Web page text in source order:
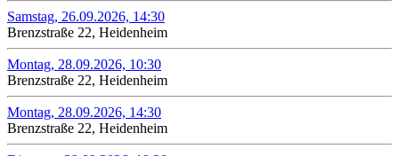
Samstag, 26.09.2026, 14:30
Brenzstraße 22, Heidenheim
Montag, 28.09.2026, 10:30
Brenzstraße 22, Heidenheim
Montag, 28.09.2026, 14:30
Brenzstraße 22, Heidenheim